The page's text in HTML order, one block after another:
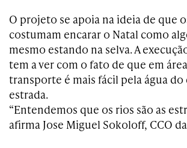
O projeto se apoia na ideia de que
costumam encarar o Natal como
mesmo estando na selva. A
tem a ver com o fato de que em
transporte é mais fácil pela água
estrada.
“Entendemos que os rios são as
afirma Jose Miguel Sokoloff, CCO